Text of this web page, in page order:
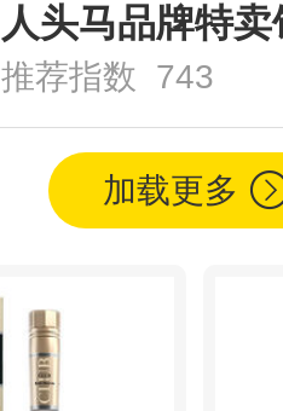
人头马品牌特卖
推荐指数 743
加载更多